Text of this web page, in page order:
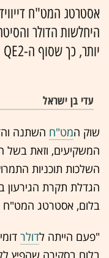
היחלשות הדולר
יותר, כך שסוף ה-QE2 תעשה בדיוק ההיפך"
עדי בן ישראל
שוק המט"ח השתנה
המשקיעים, וזאת
השלכות תוכניות
הגדלת תקרת הגירעון
בלום, אסטרטג המט"ח
"פעם הייתה לדולר
בלום בסקירה שהפיץ